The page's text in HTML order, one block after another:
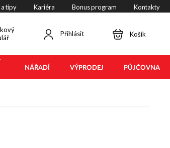
tipy Kariéra Bonus program Kontakty
Přihlásit Košík
NÁŘADÍ VÝPRODEJ PŮJČOVNA